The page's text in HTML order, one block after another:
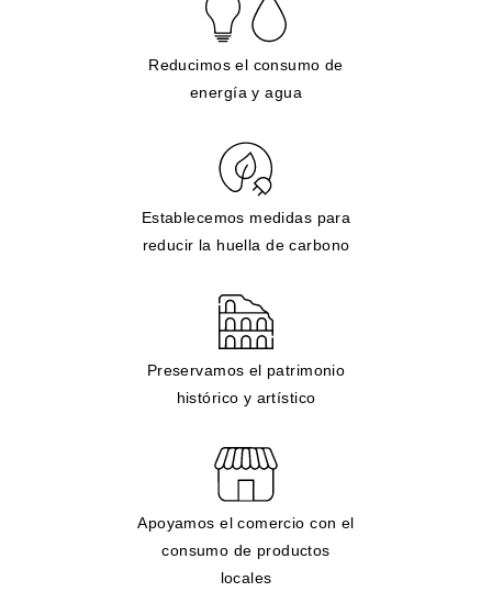
Reducimos el consumo de
energía y agua
Establecemos medidas para
reducir la huella de carbono
Preservamos el patrimonio
histórico y artístico
Apoyamos el comercio con el
consumo de productos
locales